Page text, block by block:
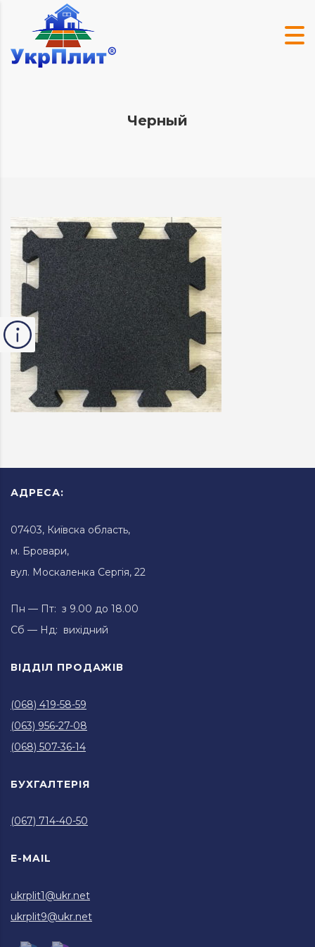
Черный
АДРЕСА:
07403, Київска область,
м. Бровари,
вул. Москаленка Сергія, 22
Пн — Пт: з 9.00 до 18.00
Сб — Нд: вихідний
ВІДДІЛ ПРОДАЖІВ
(068) 419-58-59
(063) 956-27-08
(068) 507-36-14
БУХГАЛТЕРІЯ
(067) 714-40-50
E-MAIL
ukrplit1@ukr.net
ukrplit9@ukr.net